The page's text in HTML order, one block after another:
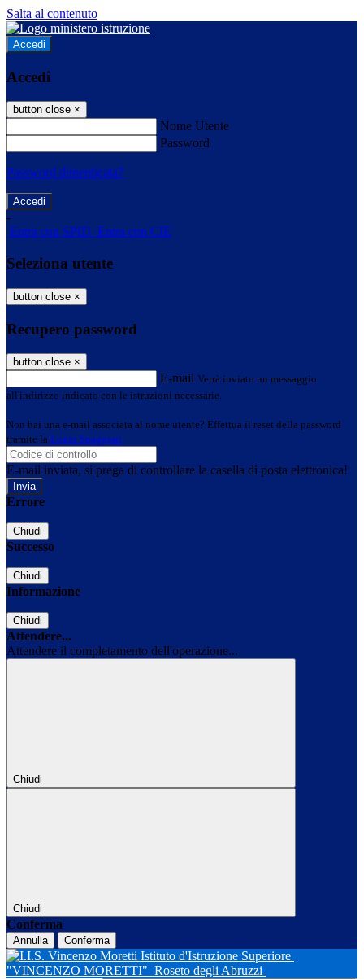
Salta al contenuto
Accedi
Accedi
button close ×
Nome Utente
Password
Password dimenticata?
-
Entra con SPID Entra con CIE
Seleziona utente
button close ×
Recupero password
button close ×
E-mail Verrà inviato un messaggio
all'indirizzo indicato con le istruzioni necessarie.
Non hai una e-mail associata al nome utente? Effettua il reset della password
tramite la Login Spaggiari
E-mail inviata, si prega di controllare la casella di posta elettronica!
Errore
Chiudi
Successo
Chiudi
Informazione
Chiudi
Attendere...
Attendere il completamento dell'operazione...
Chiudi
Chiudi
Conferma
Annulla Conferma
Istituto d'Istruzione Superiore
"VINCENZO MORETTI" Roseto degli Abruzzi